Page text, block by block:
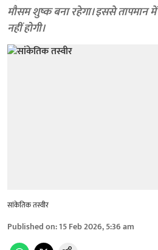
मौसम शुष्क बना रहेगा। इससे तापमान में कोई खास वृद्धि या कमी
नहीं होगी।
सांकेतिक तस्वीर
Published on:15 Feb 2026, 5:36 am